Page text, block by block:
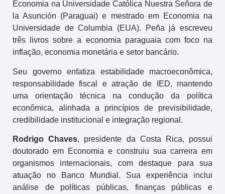
Economia na Universidade Católica Nuestra Señora de
la Asunción (Paraguai) e mestrado em Economia na
Universidade de Columbia (EUA). Peña já escreveu
três livros sobre a economia paraguaia com foco na
inflação, economia monetária e setor bancário.
Seu governo enfatiza estabilidade macroeconômica,
responsabilidade fiscal e atração de IED, mantendo
uma orientação técnica na condução da política
econômica, alinhada a princípios de previsibilidade,
credibilidade institucional e integração regional.
Rodrigo Chaves, presidente da Costa Rica, possui
doutorado em Economia e construiu sua carreira em
organismos internacionais, com destaque para sua
atuação no Banco Mundial. Sua experiência inclui
análise de políticas públicas, finanças públicas e